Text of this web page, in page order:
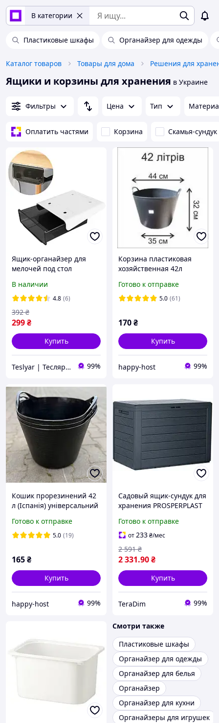
В категории
Пластиковые шкафы Органайзер для одежды
Каталог товаров Товары для дома Решения для
Ящики и корзины для хранения в Украине
Фильтры Цена Тип
Оплатить частями Корзина Скамья-сундук
Ящик-органайзер для
мелочей под стол
20х17х7.5 см Черный
В наличии
4.8 (6)
299₴
392 ₴
Купить
Teslyar | Тесляр | Всё для дома | Подарки | Опт 99%
Корзина пластиковая
хозяйственная 42л
Готово к отправке
5.0 (61)
170₴
Купить
happy-host 99%
Кошик прорезинений 42
л (Іспанія) універсальний
Готово к отправке
5.0 (19)
165₴
Купить
happy-host 99%
Садовый ящик-сундук для
хранения PROSPERPLAST
190L, антрацит
Готово к отправке
от233₴/мес
2 331.90₴
2 591 ₴
Купить
TeraDim 99%
Смотри также
Пластиковые шкафы
Органайзер для одежды
Органайзер для белья
Органайзер
Органайзер для кухни
Органайзеры для игрушек